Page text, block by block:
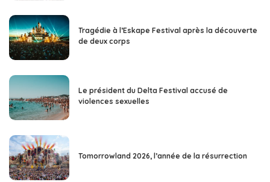
Tragédie à l’Eskape Festival après la découverte
de deux corps
Le président du Delta Festival accusé de
violences sexuelles
Tomorrowland 2026, l’année de la résurrection